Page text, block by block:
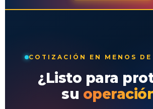
COTIZACIÓN EN MENOS
¿Listo para
su